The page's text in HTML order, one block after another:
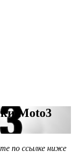
Moto3
по ссылке ниже